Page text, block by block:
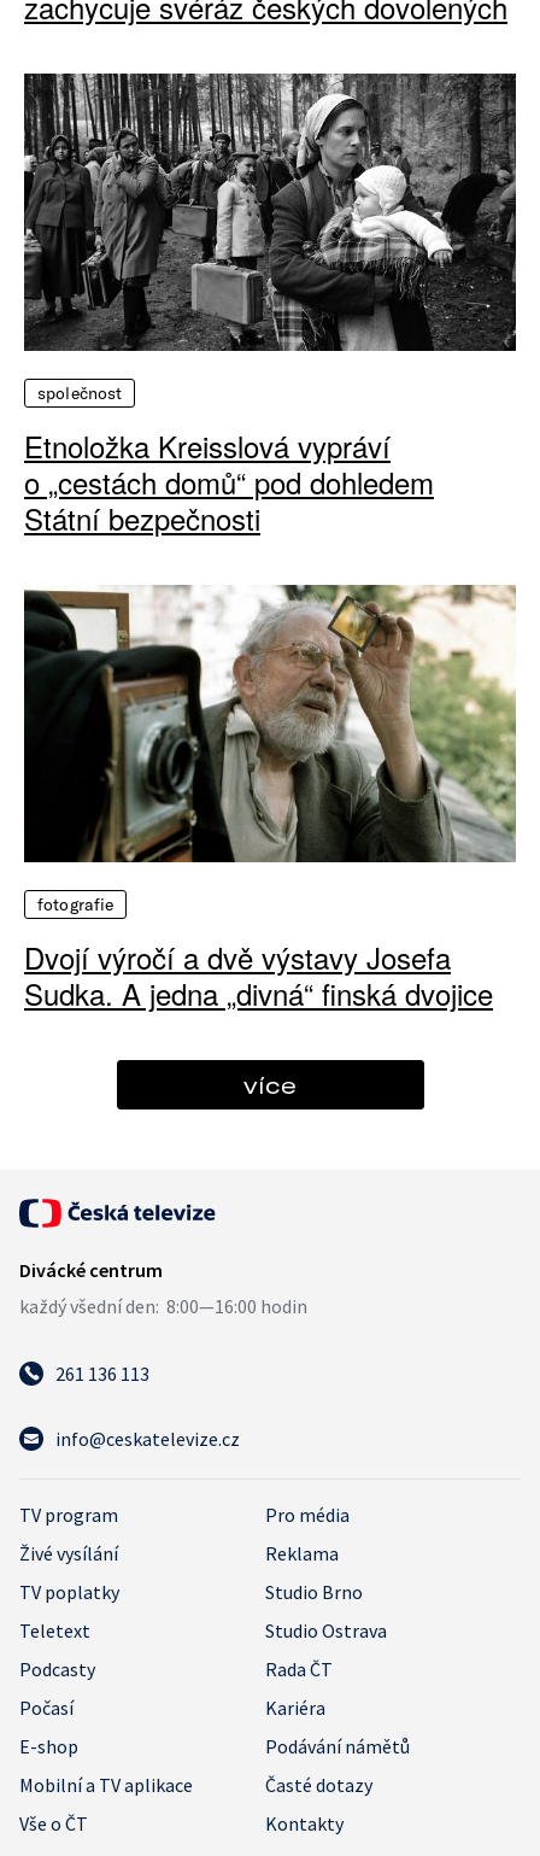
společnost
Etnoložka Kreisslová vypráví
o „cestách domů“ pod dohledem
Státní bezpečnosti
fotografie
Dvojí výročí a dvě výstavy Josefa
Sudka. A jedna „divná“ finská dvojice
více
261 136 113
info@ceskatelevize.cz
TV program
Pro média
Živé vysílání
Reklama
TV poplatky
Studio Brno
Teletext
Studio Ostrava
Podcasty
Rada ČT
Počasí
Kariéra
E-shop
Podávání námětů
Mobilní a TV aplikace
Časté dotazy
Vše o ČT
Kontakty